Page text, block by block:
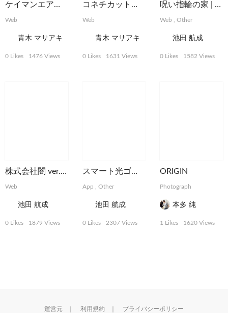
ケイマンエアウェイズ・ウェブサイト
Web
青木 マサアキ
0 Likes 1476 Views
コネチカット州観光ウェブサイト
Web
青木 マサアキ
0 Likes 1631 Views
呪い指輪の家 | MBS梅田お化け屋敷
Web ,Other
池田 航成
0 Likes 1582 Views
株式会社闇 ver.2.0
Web
池田 航成
0 Likes 1879 Views
スマート光ゴルフ | NTT西日本
App ,Other
池田 航成
0 Likes 2307 Views
ORIGIN
Photograph
本多 純
1 Likes 1620 Views